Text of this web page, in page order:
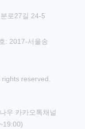
로27길 24-5
: 2017-서울송
rights reserved.
우 카카오톡채널